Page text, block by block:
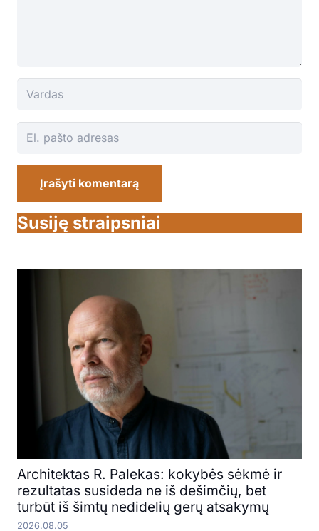
Įrašyti komentarą
Susiję straipsniai
Architektas R. Palekas: kokybės sėkmė ir
rezultatas susideda ne iš dešimčių, bet
turbūt iš šimtų nedidelių gerų atsakymų
2026.08.05